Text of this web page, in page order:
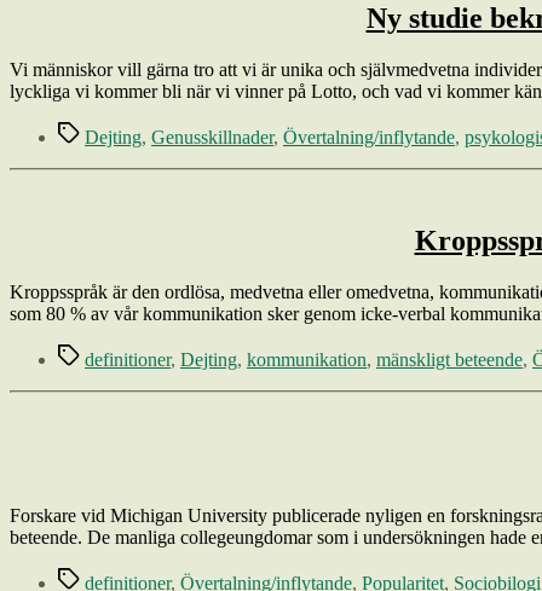
Ny studie
Vi människor vill gärna tro att vi är unika och självmedvetna
lyckliga vi kommer bli när vi vinner på Lotto, och vad vi kommer
Etiketter
Dejting, Genusskillnader, Övertalning/inflytande,
Kroppsspråk är den ordlösa, medvetna eller omedvetna,
som 80 % av vår kommunikation sker genom icke-verbal
Etiketter
definitioner, Dejting, kommunikation, mänskligt beteende,
Forskare vid Michigan University publicerade nyligen en
beteende. De manliga collegeungdomar som i undersökningen
Etiketter
definitioner, Övertalning/inflytande, Popularitet, Sociobilogi